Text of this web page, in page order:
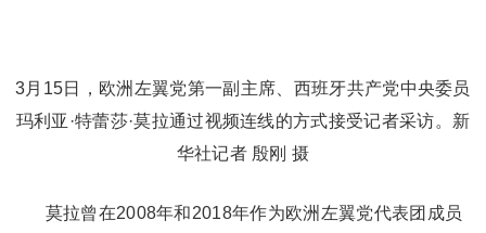
3月15日，欧洲左翼党第一副主席、西班牙共产党中央委员
玛利亚·特蕾莎·莫拉通过视频连线的方式接受记者采访。新
华社记者 殷刚 摄
莫拉曾在2008年和2018年作为欧洲左翼党代表团成员